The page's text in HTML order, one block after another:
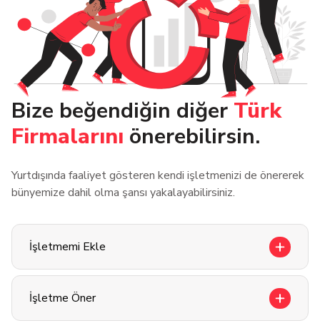
Bize beğendiğin diğer Türk
Firmalarını önerebilirsin.
Yurtdışında faaliyet gösteren kendi işletmenizi de önererek
bünyemize dahil olma şansı yakalayabilirsiniz.
İşletmemi Ekle
İşletme Öner